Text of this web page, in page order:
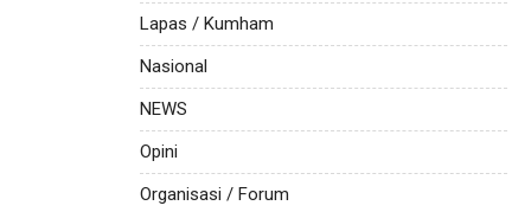
Lapas / Kumham
Nasional
NEWS
Opini
Organisasi / Forum